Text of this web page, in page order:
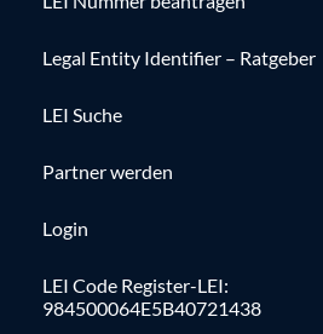
Legal Entity Identifier – Ratgeber
LEI Suche
Partner werden
Login
LEI Code Register-LEI:
984500064E5B40721438